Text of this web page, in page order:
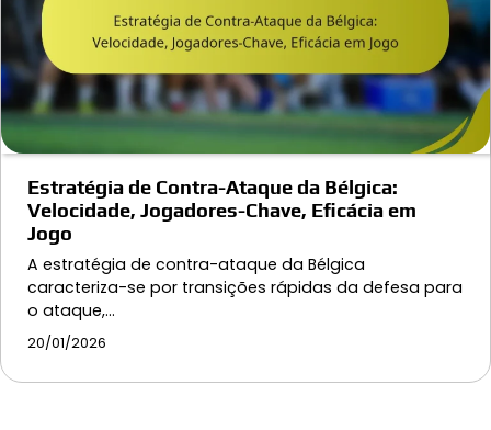
Estratégia de Contra-Ataque da Bélgica:
Velocidade, Jogadores-Chave, Eficácia em
Jogo
A estratégia de contra-ataque da Bélgica
caracteriza-se por transições rápidas da defesa para
o ataque,…
20/01/2026